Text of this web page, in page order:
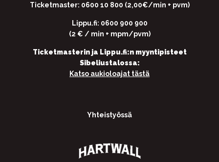
Ticketmaster: 0600 10 800 (2,00€/min + pvm)
Lippu.fi: 0600 900 900
(2 € / min + mpm/pvm)
Ticketmasterin ja Lippu.fi:n myyntipisteet
Sibeliustalossa:
Katso aukioloajat tästä
Yhteistyössä